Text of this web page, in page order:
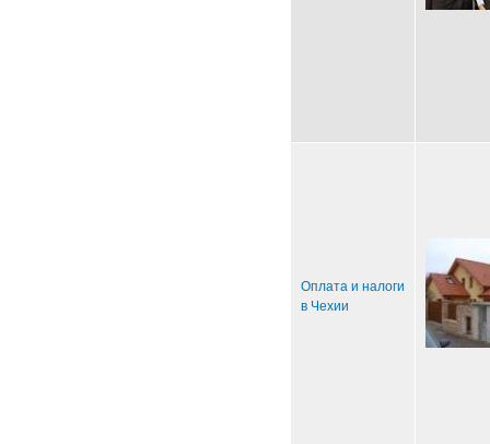
Оплата и налоги
в Чехии